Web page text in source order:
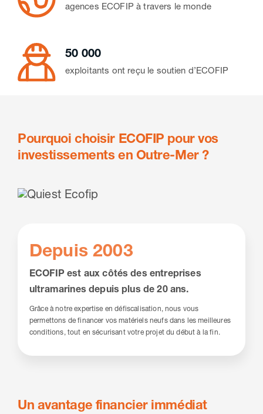
agences ECOFIP à travers le monde
50 000
exploitants ont reçu le soutien d’ECOFIP
Pourquoi choisir ECOFIP pour vos
investissements en Outre-Mer ?
Depuis 2003
ECOFIP est aux côtés des entreprises
ultramarines depuis plus de 20 ans.
Grâce à notre expertise en défiscalisation, nous vous
permettons de financer vos matériels neufs dans les meilleures
conditions, tout en sécurisant votre projet du début à la fin.
Un avantage financier immédiat